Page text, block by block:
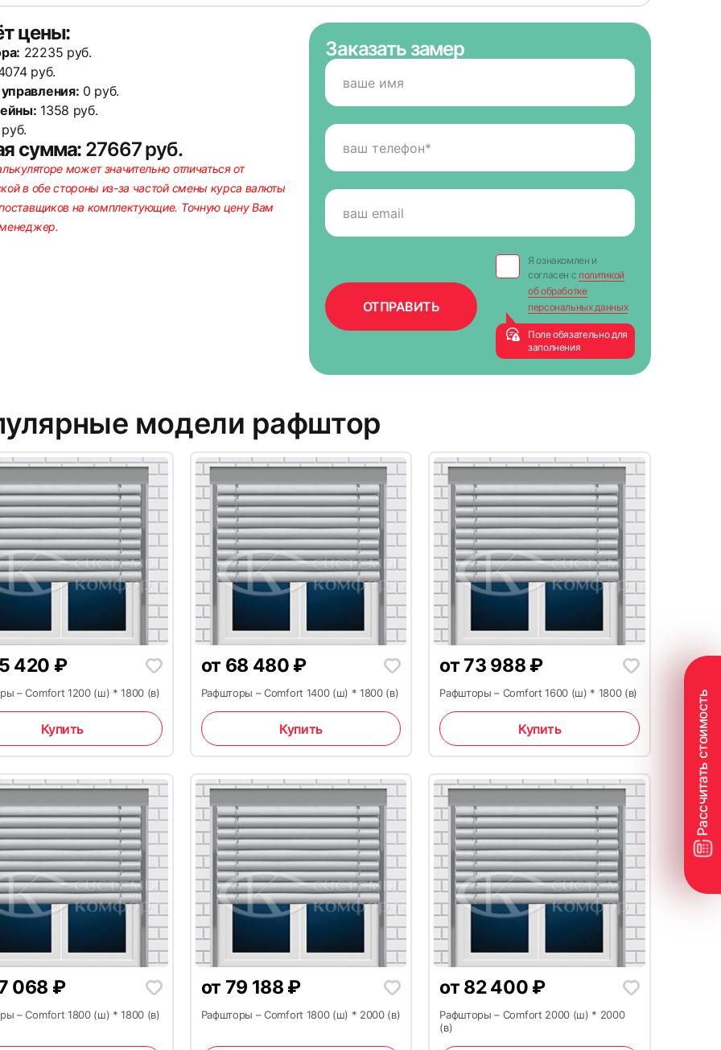
15
18
20
цены:
22235 руб.
руб.
0 руб.
1358 руб.
сумма: 27667 руб.
может значительно отличаться от
в обе стороны из-за частой смены курса валюты
на комплектующие. Точную цену Вам
Заказать замер
Я ознакомлен и
согласен с политикой
об обработке
персональных данных
Поле обязательно для
заполнения
модели рафштор
420 ₽
– Comfort 1200 (ш) * 1800 (в)
Купить
от 68 480 ₽
Рафшторы – Comfort 1400 (ш) * 1800 (в)
Купить
от73 988 ₽
Рафшторы – Comfort 1600 (ш) * 1800 (в)
Купить
068 ₽
– Comfort 1800 (ш) * 1800 (в)
от 79 188 ₽
Рафшторы – Comfort 1800 (ш) * 2000 (в)
от 82 400 ₽
Рафшторы – Comfort 2000 (ш) * 2000
(в)